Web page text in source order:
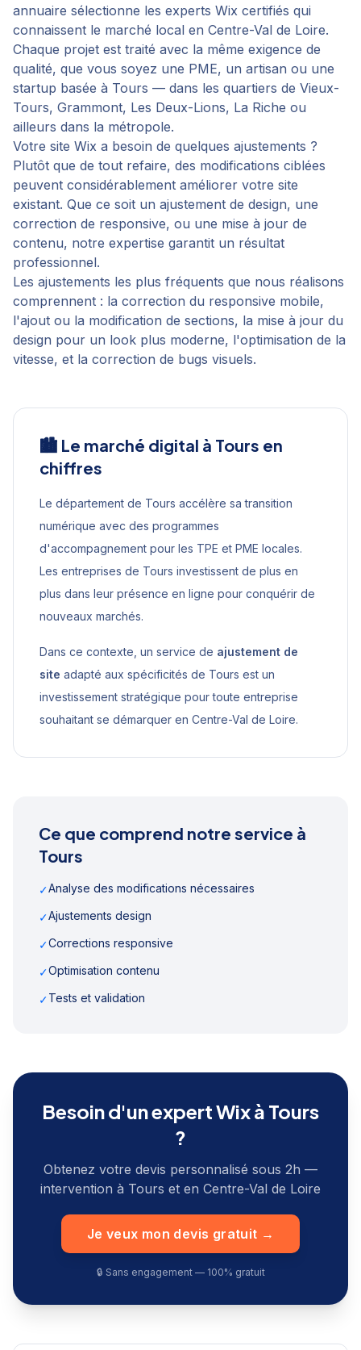
annuaire sélectionne les experts Wix certifiés qui
connaissent le marché local en Centre-Val de Loire.
Chaque projet est traité avec la même exigence de
qualité, que vous soyez une PME, un artisan ou une
startup basée à Tours — dans les quartiers de Vieux-
Tours, Grammont, Les Deux-Lions, La Riche ou
ailleurs dans la métropole.
Votre site Wix a besoin de quelques ajustements ?
Plutôt que de tout refaire, des modifications ciblées
peuvent considérablement améliorer votre site
existant. Que ce soit un ajustement de design, une
correction de responsive, ou une mise à jour de
contenu, notre expertise garantit un résultat
professionnel.
Les ajustements les plus fréquents que nous réalisons
comprennent : la correction du responsive mobile,
l'ajout ou la modification de sections, la mise à jour du
design pour un look plus moderne, l'optimisation de la
vitesse, et la correction de bugs visuels.
🏙️ Le marché digital à Tours en
chiffres
Le département de Tours accélère sa transition
numérique avec des programmes
d'accompagnement pour les TPE et PME locales.
Les entreprises de Tours investissent de plus en
plus dans leur présence en ligne pour conquérir de
nouveaux marchés.
Dans ce contexte, un service de ajustement de
site adapté aux spécificités de Tours est un
investissement stratégique pour toute entreprise
souhaitant se démarquer en Centre-Val de Loire.
Ce que comprend notre service à
Tours
✓Analyse des modifications nécessaires
✓Ajustements design
✓Corrections responsive
✓Optimisation contenu
✓Tests et validation
Besoin d'un expert Wix à Tours
?
Obtenez votre devis personnalisé sous 2h —
intervention à Tours et en Centre-Val de Loire
Je veux mon devis gratuit →
🔒 Sans engagement — 100% gratuit